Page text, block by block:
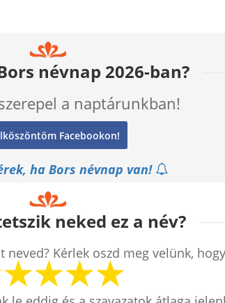
névnap 2026-ban?
a naptárunkban!
Facebookon!
ha Bors névnap van!
neked ez a név?
Kérlek oszd meg velünk,